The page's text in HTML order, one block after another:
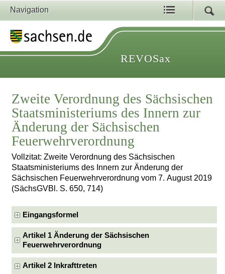
Navigation
REVOSax
Zweite Verordnung des Sächsischen
Staatsministeriums des Innern zur
Änderung der Sächsischen
Feuerwehrverordnung
Vollzitat: Zweite Verordnung des Sächsischen
Staatsministeriums des Innern zur Änderung der
Sächsischen Feuerwehrverordnung vom 7. August 2019
(SächsGVBl. S. 650, 714)
Eingangsformel
Artikel 1 Änderung der Sächsischen
Feuerwehrverordnung
Artikel 2 Inkrafttreten